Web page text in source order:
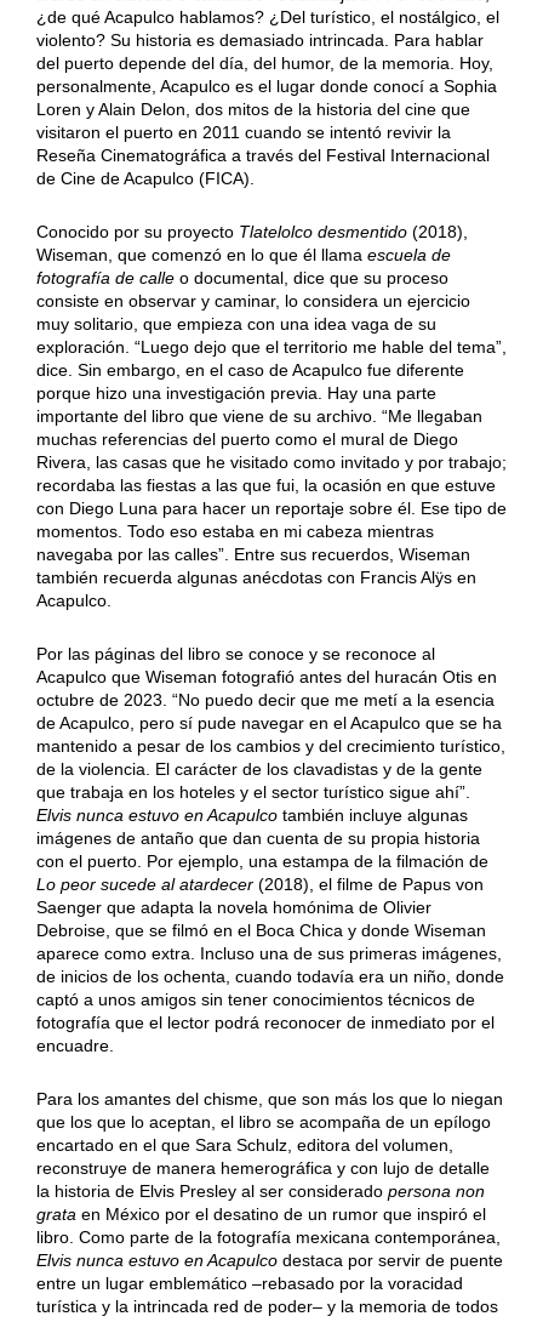
¿de qué Acapulco hablamos? ¿Del turístico, el nostálgico, el
violento? Su historia es demasiado intrincada. Para hablar
del puerto depende del día, del humor, de la memoria. Hoy,
personalmente, Acapulco es el lugar donde conocí a Sophia
Loren y Alain Delon, dos mitos de la historia del cine que
visitaron el puerto en 2011 cuando se intentó revivir la
Reseña Cinematográfica a través del Festival Internacional
de Cine de Acapulco (FICA).
Conocido por su proyecto Tlatelolco desmentido(2018),
Wiseman, que comenzó en lo que él llama escuela de
fotografía de calleo documental, dice que su proceso
consiste en observar y caminar, lo considera un ejercicio
muy solitario, que empieza con una idea vaga de su
exploración. “Luego dejo que el territorio me hable del tema”,
dice. Sin embargo, en el caso de Acapulco fue diferente
porque hizo una investigación previa. Hay una parte
importante del libro que viene de su archivo. “Me llegaban
muchas referencias del puerto como el mural de Diego
Rivera, las casas que he visitado como invitado y por trabajo;
recordaba las fiestas a las que fui, la ocasión en que estuve
con Diego Luna para hacer un reportaje sobre él. Ese tipo de
momentos. Todo eso estaba en mi cabeza mientras
navegaba por las calles”. Entre sus recuerdos, Wiseman
también recuerda algunas anécdotas con Francis Alÿs en
Acapulco.
Por las páginas del libro se conoce y se reconoce al
Acapulco que Wiseman fotografió antes del huracán Otis en
octubre de 2023. “No puedo decir que me metí a la esencia
de Acapulco, pero sí pude navegar en el Acapulco que se ha
mantenido a pesar de los cambios y del crecimiento turístico,
de la violencia. El carácter de los clavadistas y de la gente
que trabaja en los hoteles y el sector turístico sigue ahí”.
Elvis nunca estuvo en Acapulcotambién incluye algunas
imágenes de antaño que dan cuenta de su propia historia
con el puerto. Por ejemplo, una estampa de la filmación de
Lo peor sucede al atardecer(2018), el filme de Papus von
Saenger que adapta la novela homónima de Olivier
Debroise, que se filmó en el Boca Chica y donde Wiseman
aparece como extra. Incluso una de sus primeras imágenes,
de inicios de los ochenta, cuando todavía era un niño, donde
captó a unos amigos sin tener conocimientos técnicos de
fotografía que el lector podrá reconocer de inmediato por el
encuadre.
Para los amantes del chisme, que son más los que lo niegan
que los que lo aceptan, el libro se acompaña de un epílogo
encartado en el que Sara Schulz, editora del volumen,
reconstruye de manera hemerográfica y con lujo de detalle
la historia de Elvis Presley al ser considerado persona non
grata en México por el desatino de un rumor que inspiró el
libro. Como parte de la fotografía mexicana contemporánea,
Elvis nunca estuvo en Acapulcodestaca por servir de puente
entre un lugar emblemático –rebasado por la voracidad
turística y la intrincada red de poder– y la memoria de todos